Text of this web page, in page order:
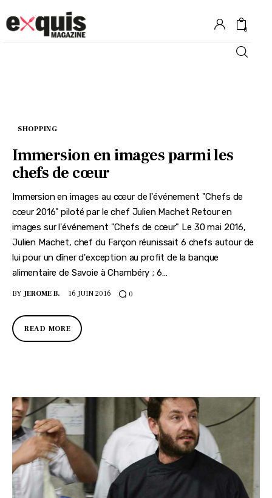
0
Recettes
Shopping
Évènements
SHOPPING
Immersion en images parmi les
chefs de cœur
Immersion en images au cœur de l'événement "Chefs de
cœur 2016" piloté par le chef Julien Machet Retour en
images sur l'événement "Chefs de cœur" Le 30 mai 2016,
Julien Machet, chef du Farçon réunissait 6 chefs autour de
lui pour un dîner d'exception au profit de la banque
alimentaire de Savoie à Chambéry ; 6…
BY JEROME B. 16 JUIN 2016 0
READ MORE